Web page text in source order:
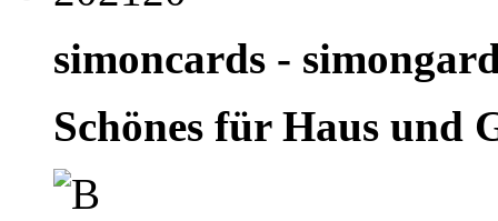
simoncards -
Schönes für Haus und